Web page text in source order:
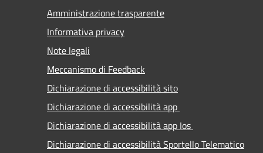
Amministrazione trasparente
Informativa privacy
Note legali
Meccanismo di Feedback
Dichiarazione di accessibilità sito
Dichiarazione di accessibilità app
Dichiarazione di accessibilità app Ios
Dichiarazione di accessibilità Sportello Telematico